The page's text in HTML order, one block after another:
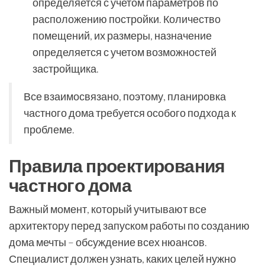
расположению постройки. Количество
помещений, их размеры, назначение
определяется с учетом возможностей
застройщика.
Все взаимосвязано, поэтому, планировка
частного дома требуется особого подхода к
проблеме.
Правила проектирования
частного дома
Важный момент, который учитывают все
архитектору перед запуском работы по созданию
дома мечты – обсуждение всех нюансов.
Специалист должен узнать, каких целей нужно